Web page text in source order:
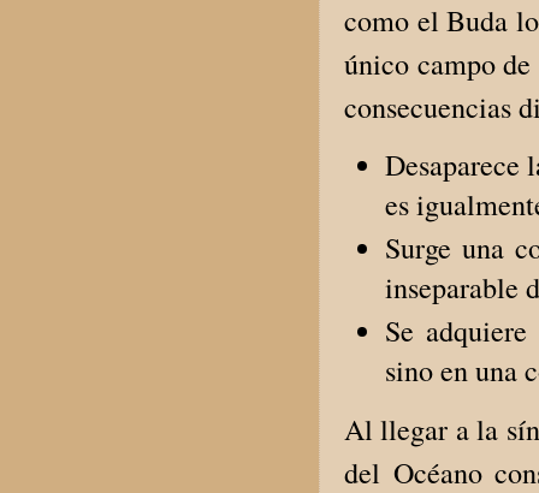
como el Buda
único campo
consecuencias
Desaparece
es
Surge una
inseparable
Se
sino en una
Al llegar a la
del Océano